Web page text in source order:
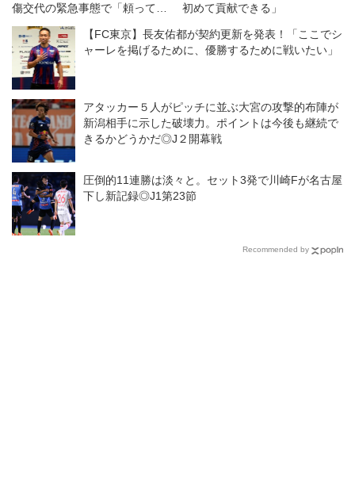
傷交代の緊急事態で「頼ってき
たところを、全部自分がやる」
初めて貢献できる」
【FC東京】長友佑都が契約更新を発表！「ここでシ
ャーレを掲げるために、優勝するために戦いたい」
アタッカー５人がピッチに並ぶ大宮の攻撃的布陣が
新潟相手に示した破壊力。ポイントは今後も継続で
きるかどうかだ◎J２開幕戦
圧倒的11連勝は淡々と。セット3発で川崎Fが名古屋
下し新記録◎J1第23節
Recommended by